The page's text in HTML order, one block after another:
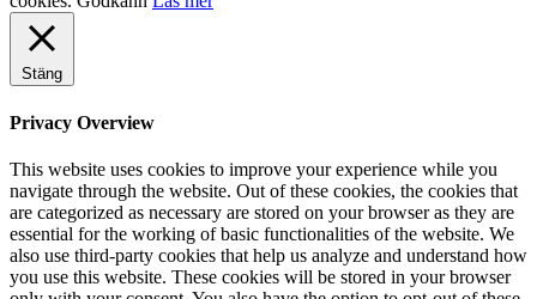
Stäng
Privacy Overview
This website uses cookies to improve your experience while you
navigate through the website. Out of these cookies, the cookies that
are categorized as necessary are stored on your browser as they are
essential for the working of basic functionalities of the website. We
also use third-party cookies that help us analyze and understand how
you use this website. These cookies will be stored in your browser